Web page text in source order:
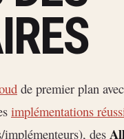
de premier plan
implémentations
implémenteurs), des